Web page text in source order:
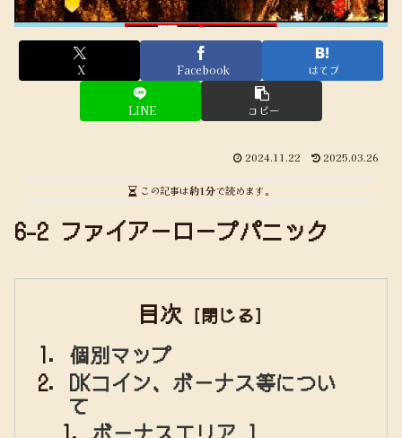
X Facebook はてブ
LINE コピー
2024.11.22 2025.03.26
この記事は約1分で読めます。
6-2 ファイアーロープパニック
目次
個別マップ
DKコイン、ボーナス等につい
て
ボーナスエリア 1